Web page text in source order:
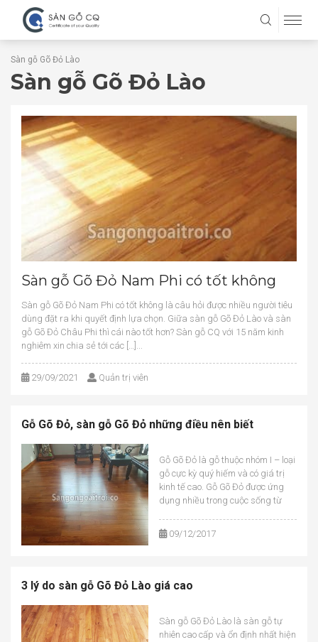
Sàn gỗ Gõ Đỏ Lào
Sàn gỗ Gõ Đỏ Lào
Sàn gỗ Gõ Đỏ Nam Phi có tốt không
Sàn gỗ Gõ Đỏ Nam Phi có tốt không là câu hỏi được nhiều người tiêu
dùng đặt ra khi quyết định lựa chọn. Giữa sàn gỗ Gõ Đỏ Lào và sàn
gỗ Gõ Đỏ Châu Phi thì cái nào tốt hơn? Sàn gỗ CQ với 15 năm kinh
nghiêm xin chia sẻ tới các […]...
29/09/2021 Quản trị viên
Gỗ Gõ Đỏ, sàn gỗ Gõ Đỏ những điều nên biết
Gỗ Gõ Đỏ là gỗ thuộc nhóm I – loại
gỗ cực kỳ quý hiếm và có giá trị
kinh tế cao. Gỗ Gõ Đỏ được ứng
dụng nhiều trong cuộc sống từ
sập, tượng cho tới sàn gỗ lát
trong nhà. Tất cả sản phẩm sản
09/12/2017
3 lý do sàn gỗ Gõ Đỏ Lào giá cao
Sàn gỗ Gõ Đỏ Lào là sàn gỗ tự
nhiên cao cấp và ổn định nhất hiện